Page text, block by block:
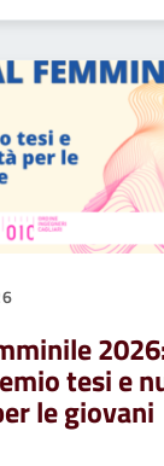
tesi e
le giovani